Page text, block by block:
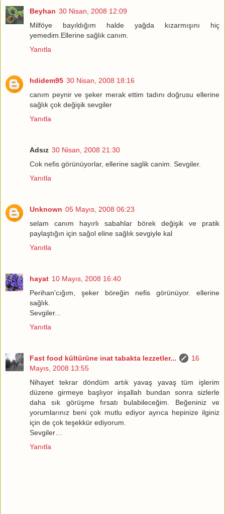
Beyhan 30 Nisan, 2008 12:09
Milföye bayıldığım halde yağda kızarmışını hiç
yemedim.Ellerine sağlık canım.
Yanıtla
hdidem95 30 Nisan, 2008 18:16
canım peynir ve şeker merak ettim tadını doğrusu ellerine
sağlık çok değişik sevgiler
Yanıtla
Adsız 30 Nisan, 2008 21:30
Cok nefis görünüyorlar, ellerine saglik canim. Sevgiler.
Yanıtla
Unknown 05 Mayıs, 2008 06:23
selam canım hayırlı sabahlar börek değişik ve pratik
paylaştığın için sağol eline sağlık sevgiyle kal
Yanıtla
hayat 10 Mayıs, 2008 16:40
Perihan'cığım, şeker böreğin nefis görünüyor. ellerine
sağlık.
Sevgiler...
Yanıtla
Fast food kültürüne inat tabakta lezzetler...
16
Mayıs, 2008 13:55
Nihayet tekrar döndüm artık yavaş yavaş tüm işlerim
düzene girmeye başlıyor inşallah bundan sonra sizlerle
daha sık görüşme fırsatı bulabileceğim. Beğeniniz ve
yorumlarınız beni çok mutlu ediyor ayrıca hepinize ilginiz
için de çok teşekkür ediyorum.
Sevgiler…
Yanıtla